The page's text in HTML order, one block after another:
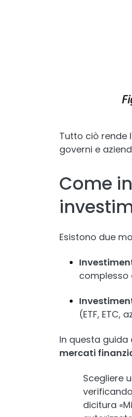
Tutto ciò rende
governi e
Come
Esistono due
complesso
(ETF, ETC,
In questa
mercati
Scegliere
dicitura